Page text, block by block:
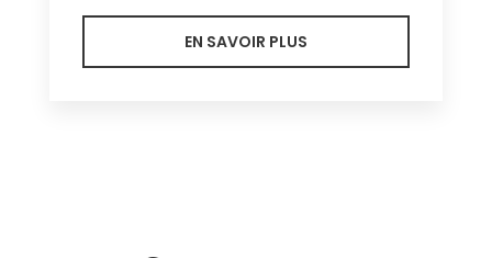
EN SAVOIR PLUS